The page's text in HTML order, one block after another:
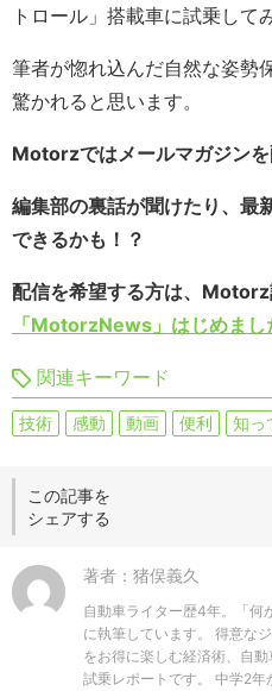
トロール」搭載車に試乗して
筆者が惚れ込んだ自然な姿勢
驚かれると思います。
Motorzではメールマガジンを
編集部の裏話が聞けたり、最
できるかも！？
配信を希望する方は、Motorz
「MotorzNews」はじめまし
関連キーワード
技術 感動 動画 便利 知っ
この記事を
シェアする
著者：猪俣義久
自動車ライター歴4年。「何
に執筆しています。 得意な
をお得に楽しむ経済術、自
試乗レポートです。 中学2